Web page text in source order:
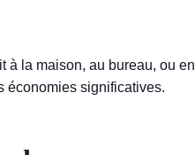
à la maison, au bureau, ou en
économies significatives.